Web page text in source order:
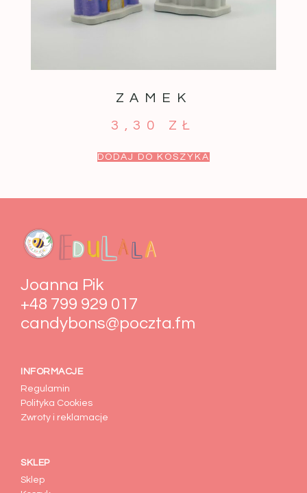
ZAMEK
3,30 ZŁ
DODAJ DO KOSZYKA
Joanna Pik
+48 799 929 017
candybons@poczta.fm
INFORMACJE
Regulamin
Polityka Cookies
Zwroty i reklamacje
SKLEP
Sklep